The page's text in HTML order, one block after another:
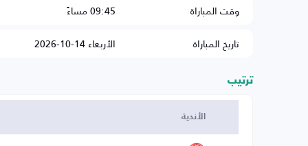
وقت المباراة
09:45 مساءً
تاريخ المباراة
الأربعاء 14-10-2026
ترتيب
الأندية